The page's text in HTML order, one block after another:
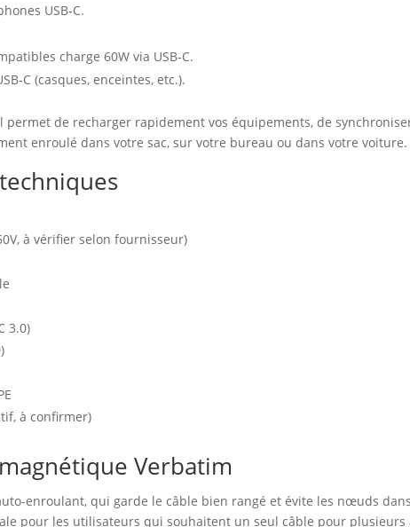
USB‑C.
charge 60W via USB‑C.
(casques, enceintes, etc.).
permet de recharger rapidement vos équipements, de
enroulé dans votre sac, sur votre bureau ou dans votre voiture.
à vérifier selon fournisseur)
3.0)
à confirmer)
Verbatim
qui garde le câble bien rangé et évite les nœuds
pour les utilisateurs qui souhaitent un seul câble pour plusieurs